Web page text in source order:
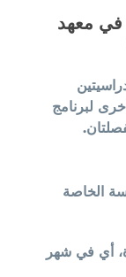
في معهد
لبرنامج
الخاصة
أي في شهر